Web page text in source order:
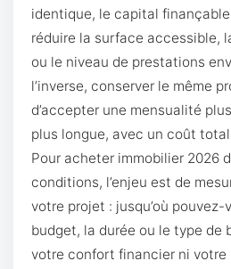
identique, le capital
réduire la surface accessible,
ou le niveau de prestations
l’inverse, conserver le même
d’accepter une mensualité
plus longue, avec un coût
Pour acheter immobilier 2026
conditions, l’enjeu est de
votre projet : jusqu’où pouvez-
budget, la durée ou le type de
votre confort financier ni votre